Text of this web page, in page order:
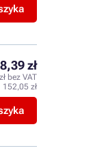
zł
bez VAT
152,05 zł